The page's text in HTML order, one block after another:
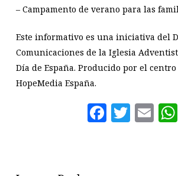
– Campamento de verano para las
Este informativo es una iniciativa del
Comunicaciones de la Iglesia
Día de España. Producido por el
HopeMedia España.